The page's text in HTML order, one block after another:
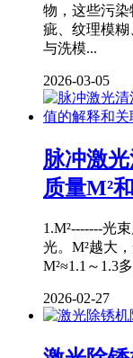
物，这些污
疵、纹理模
与洗模...
2026-03-05
脉冲激
质量M²
1.M²-------光
光。M²越大
M²≈1.1～1.3
2026-02-27